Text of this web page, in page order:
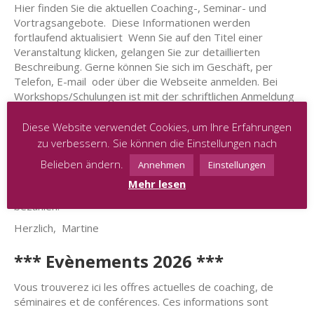
Hier finden Sie die aktuellen Coaching-, Seminar- und
Vortragsangebote. Diese Informationen werden
fortlaufend aktualisiert Wenn Sie auf den Titel einer
Veranstaltung klicken, gelangen Sie zur detaillierten
Beschreibung. Gerne können Sie sich im Geschäft, per
Telefon, E-mail oder über die Webseite anmelden. Bei
Workshops/Schulungen ist mit der schriftlichen Anmeldung
Bitte beachten Sie auch diesbezüglich unsere allgemeinen
Geschäftsbedingungen, die bei jeglicher Buchung einer
Veranstaltung bindend sind.
Wenn keine Vorauskasse gefragt ist, bitten wir Sie die
Gebühren für jegliche Veranstaltung in Cash vor Ort zu
bezahlen.
Herzlich, Martine
*** Evènements 2026 ***
Vous trouverez ici les offres actuelles de coaching, de
séminaires et de conférences. Ces informations sont
Diese Website verwendet Cookies, um Ihre Erfahrungen
zu verbessern. Sie können die Einstellungen nach
Belieben ändern.
Annehmen Einstellungen
Mehr lesen